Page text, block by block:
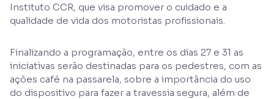
Instituto CCR, que visa promover o cuidado e a
qualidade de vida dos motoristas profissionais.
Finalizando a programação, entre os dias 27 e 31 as
iniciativas serão destinadas para os pedestres, com as
ações café na passarela, sobre a importância do uso
do dispositivo para fazer a travessia segura, além de